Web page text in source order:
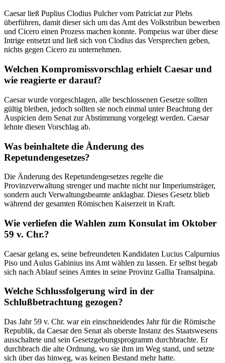
Caesar ließ Puplius Clodius Pulcher vom Patriciat zur Plebs
überführen, damit dieser sich um das Amt des Volkstribun bewerben
und Cicero einen Prozess machen konnte. Pompeius war über diese
Intrige entsetzt und ließ sich von Clodius das Versprechen geben,
nichts gegen Cicero zu unternehmen.
Welchen Kompromissvorschlag erhielt Caesar und
wie reagierte er darauf?
Caesar wurde vorgeschlagen, alle beschlossenen Gesetze sollten
gültig bleiben, jedoch sollten sie noch einmal unter Beachtung der
Auspicien dem Senat zur Abstimmung vorgelegt werden. Caesar
lehnte diesen Vorschlag ab.
Was beinhaltete die Änderung des
Repetundengesetzes?
Die Änderung des Repetundengesetzes regelte die
Provinzverwaltung strenger und machte nicht nur Imperiumsträger,
sondern auch Verwaltungsbeamte anklagbar. Dieses Gesetz blieb
während der gesamten Römischen Kaiserzeit in Kraft.
Wie verliefen die Wahlen zum Konsulat im Oktober
59 v. Chr.?
Caesar gelang es, seine befreundeten Kandidaten Lucius Calpurnius
Piso und Aulus Gabinius ins Amt wählen zu lassen. Er selbst begab
sich nach Ablauf seines Amtes in seine Provinz Gallia Transalpina.
Welche Schlussfolgerung wird in der
Schlußbetrachtung gezogen?
Das Jahr 59 v. Chr. war ein einschneidendes Jahr für die Römische
Republik, da Caesar den Senat als oberste Instanz des Staatswesens
ausschaltete und sein Gesetzgebungsprogramm durchbrachte. Er
durchbrach die alte Ordnung, wo sie ihm im Weg stand, und setzte
sich über das hinweg, was keinen Bestand mehr hatte.